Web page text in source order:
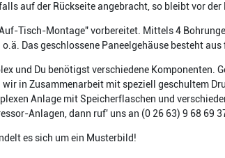
auf der Rückseite angebracht, so bleibt vor
Tisch-Montage" vorbereitet. Mittels 4
Das geschlossene Paneelgehäuse besteht
und Du benötigst verschiedene Komponenten.
wir in Zusammenarbeit mit speziell geschultem
Anlage mit Speicherflaschen und
Anlagen, dann ruf' uns an (0 26 63) 9 68 69
es sich um ein Musterbild!